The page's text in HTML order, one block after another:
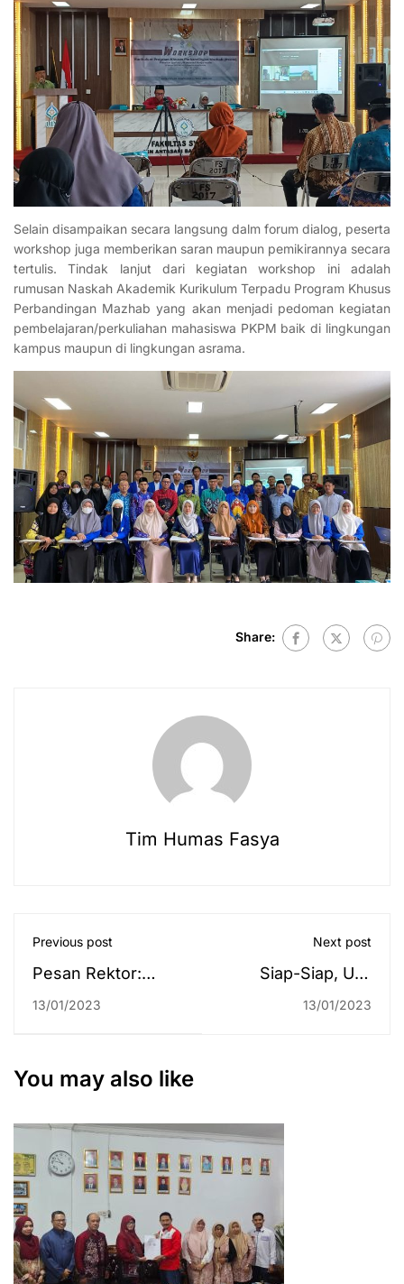
Selain disampaikan secara langsung dalm forum dialog, peserta
workshop juga memberikan saran maupun pemikirannya secara
tertulis. Tindak lanjut dari kegiatan workshop ini adalah
rumusan Naskah Akademik Kurikulum Terpadu Program Khusus
Perbandingan Mazhab yang akan menjadi pedoman kegiatan
pembelajaran/perkuliahan mahasiswa PKPM baik di lingkungan
kampus maupun di lingkungan asrama.
Share:
Tim Humas Fasya
Previous post
Pesan Rektor:
Baik-Baik Sama
yang Jadi Menteri!
13/01/2023
Next post
Siap-Siap, UIN
Antasari Buka 450
13/01/2023
You may also like